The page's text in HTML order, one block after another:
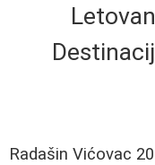
Radašin Vićovac